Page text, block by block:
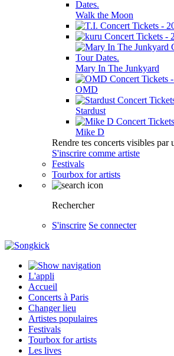
Walk the Moon
Mary In The Junkyard
OMD
Stardust
Mike D
Rendre tes concerts visibles par
S'inscrire comme artiste
Festivals
Tourbox for artists
Rechercher
S'inscrire Se connecter
L'appli
Accueil
Concerts à Paris
Changer lieu
Artistes populaires
Festivals
Tourbox for artists
Les lives